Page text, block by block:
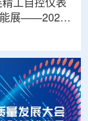
工自控仪表
能展——2023